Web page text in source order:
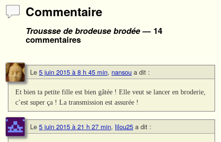
Commentaire
Troussse de brodeuse brodée— 14
commentaires
Le 5 juin 2015 à 8 h 45 min, nansou a dit :
Et bien ta petite fille est bien gâtée ! Elle veut se lancer en broderie,
c’est super ça ! La transmission est assurée !
Le 5 juin 2015 à 21 h 27 min, lilou25 a dit :